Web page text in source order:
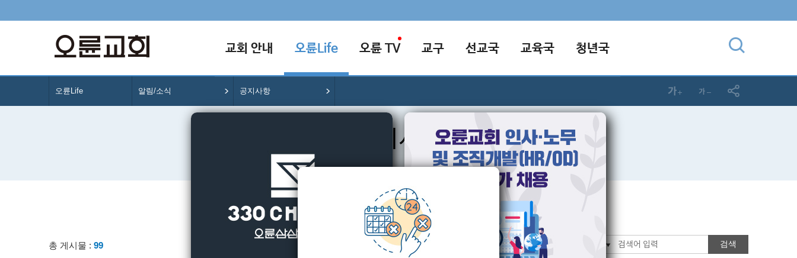
교회 안내 오륜Life 오륜 TV 교구 선교국 교육국 청년국
오륜Life 알림/소식 공지사항
공지사항
교회의 다양한 소식을 알려드립니다.
총 게시물 : 99 검색